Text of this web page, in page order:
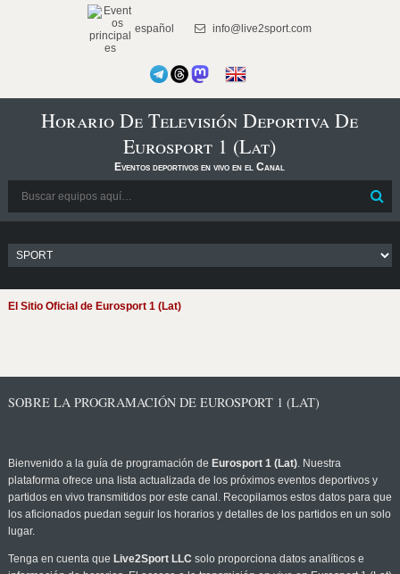
español info@live2sport.com
Horario De Televisión Deportiva De
Eurosport 1 (Lat)
Eventos deportivos en vivo en el Canal
El Sitio Oficial de Eurosport 1 (Lat)
SOBRE LA PROGRAMACIÓN DE EUROSPORT 1 (LAT)
Bienvenido a la guía de programación de Eurosport 1 (Lat). Nuestra
plataforma ofrece una lista actualizada de los próximos eventos deportivos y
partidos en vivo transmitidos por este canal. Recopilamos estos datos para que
los aficionados puedan seguir los horarios y detalles de los partidos en un solo
lugar.
Tenga en cuenta que Live2Sport LLC solo proporciona datos analíticos e